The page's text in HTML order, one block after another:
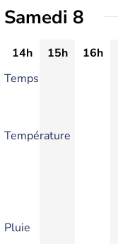
Samedi 8
14h 15h 16h
Temps
Température
Pluie